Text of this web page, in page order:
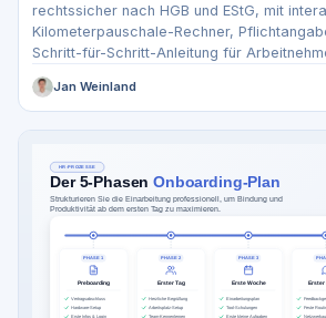
rechtssicher nach HGB und EStG, mit
Kilometerpauschale-Rechner,
Schritt-für-Schritt-Anleitung für
und Unternehmen.
Jan Weinland